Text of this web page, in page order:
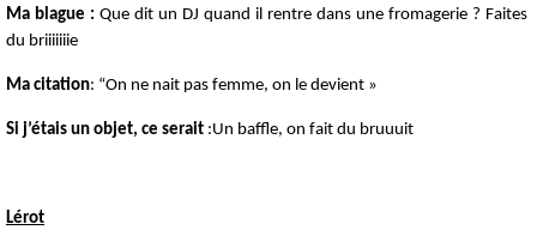
Ma blague : Que dit un DJ quand il rentre dans une fromagerie ? Faites
du briiiiiiie
Ma citation: “On ne nait pas femme, on le devient »
Si j’étais un objet, ce serait :Un baffle, on fait du bruuuit
Lérot